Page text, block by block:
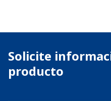
Solicite
producto